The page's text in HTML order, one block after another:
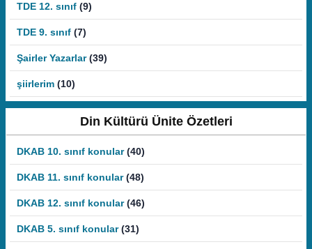
TDE 12. sınıf (9)
TDE 9. sınıf (7)
Şairler Yazarlar (39)
şiirlerim (10)
Din Kültürü Ünite Özetleri
DKAB 10. sınıf konular (40)
DKAB 11. sınıf konular (48)
DKAB 12. sınıf konular (46)
DKAB 5. sınıf konular (31)